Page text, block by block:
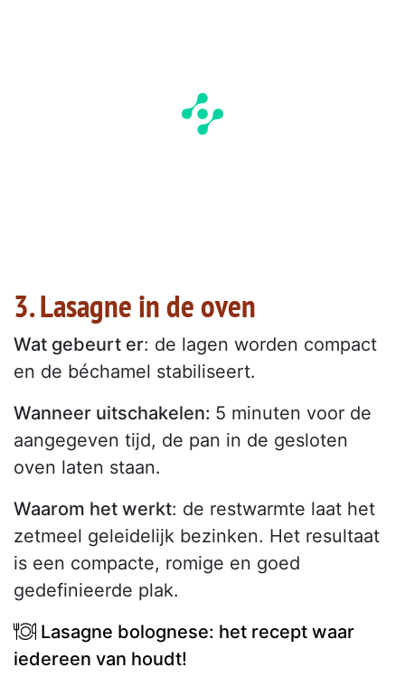
3. Lasagne in de oven
Wat gebeurt er: de lagen worden compact
en de béchamel stabiliseert.
Wanneer uitschakelen: 5 minuten voor de
aangegeven tijd, de pan in de gesloten
oven laten staan.
Waarom het werkt: de restwarmte laat het
zetmeel geleidelijk bezinken. Het resultaat
is een compacte, romige en goed
gedefinieerde plak.
Lasagne bolognese: het recept waar
iedereen van houdt!